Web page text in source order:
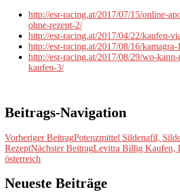
http://esr-racing.at/2017/07/15/online-
ohne-rezept-2/
http://esr-racing.at/2017/04/22/kaufen-
http://esr-racing.at/2017/08/16/
http://esr-racing.at/2017/08/29/wo-
kaufen-3/
Beitrags-Navigation
Vorheriger BeitragPotenzmittel Sildenafil,
RezeptNächster BeitragLevitra Billig Kaufen,
österreich
Neueste Beiträge